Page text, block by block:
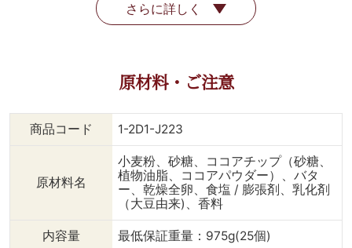
さらに詳しく
原材料・ご注意
商品コード 1-2D1-J223
原材料名
小麦粉、砂糖、ココアチップ（砂糖、
植物油脂、ココアパウダー）、バタ
ー、乾燥全卵、食塩 / 膨張剤、乳化剤
（大豆由来)、香料
内容量 最低保証重量：975g(25個)